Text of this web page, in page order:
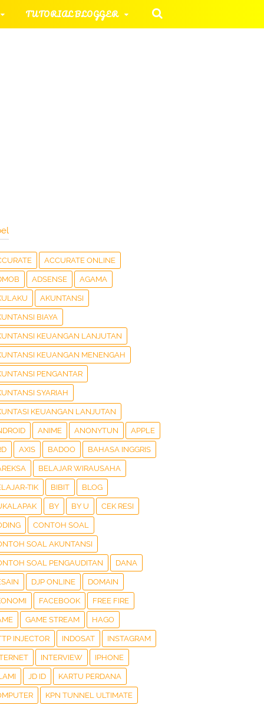
TUTORIAL BLOGGER
ACCURATE ONLINE
ADSENSE AGAMA
AKUNTANSI
BIAYA
KEUANGAN LANJUTAN
KEUANGAN MENENGAH
PENGANTAR
SYARIAH
KEUANGAN LANJUTAN
ANIME ANONYTUN APPLE
AXIS BADOO BAHASA INGGRIS
BELAJAR WIRAUSAHA
TIK BIBIT BLOG
BY BY U CEK RESI
CONTOH SOAL
SOAL AKUNTANSI
SOAL PENGAUDITAN DANA
DJP ONLINE DOMAIN
FACEBOOK FREE FIRE
GAME STREAM HAGO
INJECTOR INDOSAT INSTAGRAM
INTERVIEW IPHONE
JD ID KARTU PERDANA
KPN TUNNEL ULTIMATE